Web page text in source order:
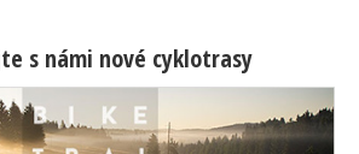
s námi nové cyklotrasy